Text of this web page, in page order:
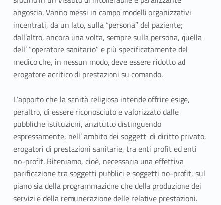
angoscia. Vanno messi in campo modelli organizzativi
incentrati, da un lato, sulla “persona” del paziente;
dall’altro, ancora una volta, sempre sulla persona, quella
dell’ “operatore sanitario” e più specificatamente del
medico che, in nessun modo, deve essere ridotto ad
erogatore acritico di prestazioni su comando.
L’apporto che la sanità religiosa intende offrire esige,
peraltro, di essere riconosciuto e valorizzato dalle
pubbliche istituzioni, anzitutto distinguendo
espressamente, nell’ ambito dei soggetti di diritto privato,
erogatori di prestazioni sanitarie, tra enti profit ed enti
no-profit. Riteniamo, cioè, necessaria una effettiva
parificazione tra soggetti pubblici e soggetti no-profit, sul
piano sia della programmazione che della produzione dei
servizi e della remunerazione delle relative prestazioni.